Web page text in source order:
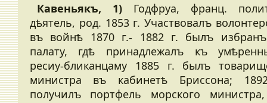
Кавеньякъ, 1) Годфруа, франц.
дѣятель, род. 1853 г. Участвовалъ
въ войнѣ 1870 г.- 1882 г. былъ
палату, гдѣ принадлежалъ къ
ресиу-бликанцаму 1885 г. былъ
министра въ кабинетѣ Бриссона;
получилъ портфель морского